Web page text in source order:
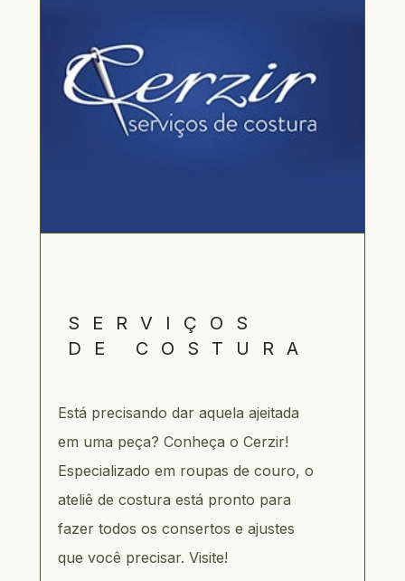
Está precisando dar aquela ajeitada
em uma peça? Conheça o Cerzir!
Especializado em roupas de couro, o
ateliê de costura está pronto para
fazer todos os consertos e ajustes
que você precisar. Visite!
SERVIÇOS
DE COSTURA